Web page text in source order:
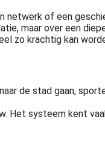
of een
maar over een
zo krachtig kan
de stad gaan,
systeem kent